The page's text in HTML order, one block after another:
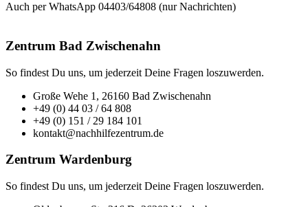
Auch per WhatsApp 04403/64808 (nur Nachrichten)
Zentrum Bad Zwischenahn
So findest Du uns, um jederzeit Deine Fragen loszuwerden.
Große Wehe 1, 26160 Bad Zwischenahn
+49 (0) 44 03 / 64 808
+49 (0) 151 / 29 184 101
kontakt@nachhilfezentrum.de
Zentrum Wardenburg
So findest Du uns, um jederzeit Deine Fragen loszuwerden.